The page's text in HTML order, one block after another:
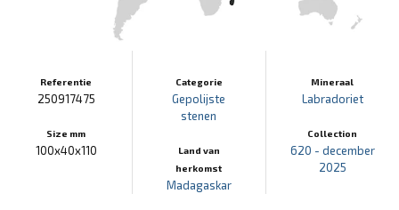
Referentie
250917475
Size mm
100x40x110
Categorie
Gepolijste
stenen
Land van
herkomst
Madagaskar
Mineraal
Labradoriet
Collection
620 - december
2025